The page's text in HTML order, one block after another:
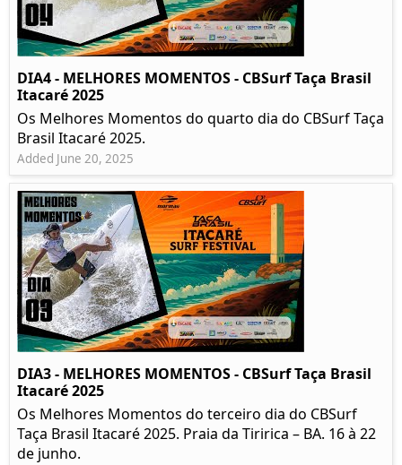
DIA4 - MELHORES MOMENTOS - CBSurf Taça Brasil
Itacaré 2025
Os Melhores Momentos do quarto dia do CBSurf Taça
Brasil Itacaré 2025.
Added June 20, 2025
DIA3 - MELHORES MOMENTOS - CBSurf Taça Brasil
Itacaré 2025
Os Melhores Momentos do terceiro dia do CBSurf
Taça Brasil Itacaré 2025. Praia da Tiririca – BA. 16 à 22
de junho.